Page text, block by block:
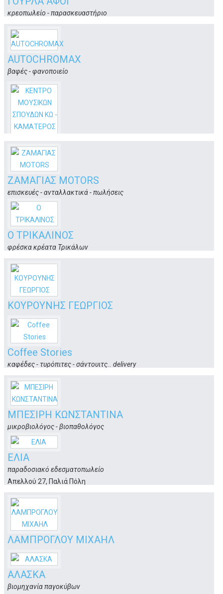
κρεοπωλείο - παρασκευαστήριο
Κως
AUTOCHROMAX
βαφές - φανοποιείο
5ο χλμ. Επαρχ. Οδού-Μεσσαριά
Κως
ΚΕΝΤΡΟ ΜΟΥΣΙΚΩΝ ΣΠΟΥΔΩΝ ΚΩ -
ΚΑΜΑΤΕΡΟΣ ΤΣΑΜΠΙΚΟΣ
κέντρο μουσικών σπουδών
Νικάνωρος & Θ.Κώστογλου
Κως
ΖΑΜΑΓΙΑΣ MOTORS
επισκευές - ανταλλακτικά - πωλήσεις
Μακρηγιαννη 55.
Κως
Ο ΤΡΙΚΑΛΙΝΟΣ
φρέσκα κρέατα Τρικάλων
Κως
ΚΟΥΡΟΥΝΗΣ ΓΕΩΡΓΙΟΣ
ΧΕΙΡΟΥΡΓΟΣ ΟΔΟΝΤΙΑΤΡΟΣ
Βερροιοπούλου 38 & Μανδηλαρά
Coffee Stories
καφέδες - τυρόπιτες - σάντουιτς.. delivery
Κώς
ΜΠΕΣΙΡΗ ΚΩΝΣΤΑΝΤΙΝΑ
μικροβιολόγος - βιοπαθολόγος
Ελ. Βενιζέλου 9 (έναντι νοσοκομείου)
Κως
ΕΛΙΑ
παραδοσιακό εδεσματοπωλείο
Απελλού 27, Παλιά Πόλη
ΛΑΜΠΡΟΓΛΟΥ ΜΙΧΑΗΛ
εργαστήριο επεξεργασίας & συσκευασίας ξηρών καρπών
Μανδηλαρά 50
Κως
ΑΛΑΣΚΑ
βιομηχανία παγοκύβων